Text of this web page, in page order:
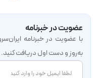
عضویت در خبرنامه
با عضویت در خبرنامه‌
به‌روز و دست اول دریافت کنید.